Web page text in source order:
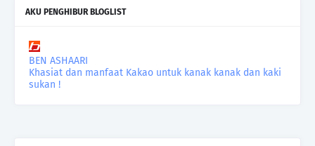
AKU PENGHIBUR BLOGLIST
BEN ASHAARI
Khasiat dan manfaat Kakao untuk kanak kanak dan kaki
sukan !